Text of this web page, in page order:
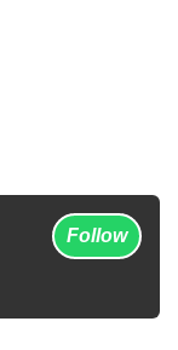
Follow